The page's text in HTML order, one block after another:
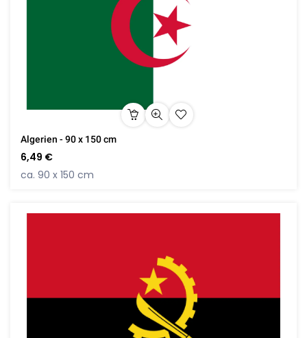
Algerien - 90 x 150 cm
6,49 €
ca. 90 x 150 cm